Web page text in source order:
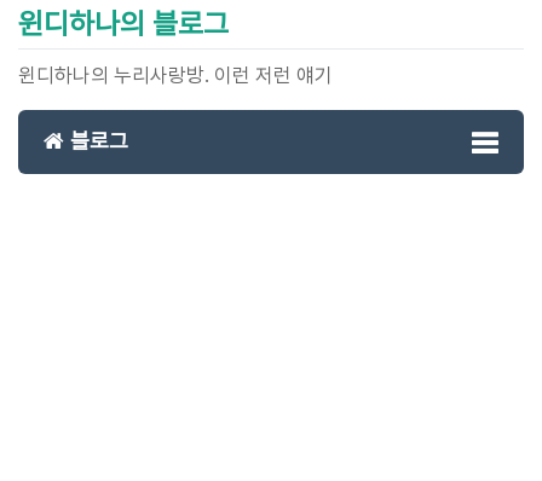
윈디하나의 블로그
윈디하나의 누리사랑방. 이런 저런 얘기
블로그